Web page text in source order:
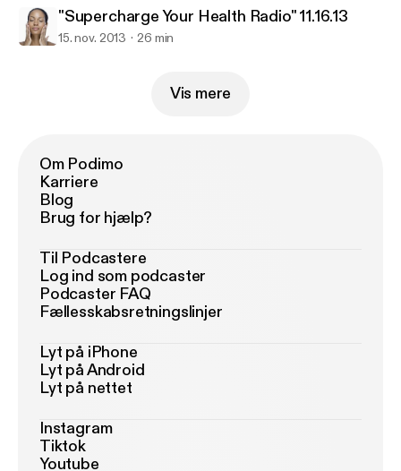
"Supercharge Your Health Radio" 11.16.13
15. nov. 2013 26 min
Vis mere
Om Podimo
Karriere
Blog
Brug for hjælp?
Til Podcastere
Log ind som podcaster
Podcaster FAQ
Fællesskabsretningslinjer
Lyt på iPhone
Lyt på Android
Lyt på nettet
Instagram
Tiktok
Youtube